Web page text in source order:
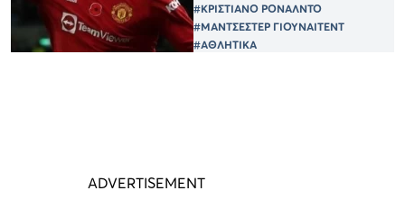
#ΚΡΙΣΤΙΑΝΟ ΡΟΝΑΛΝΤΟ
#ΜΑΝΤΣΕΣΤΕΡ ΓΙΟΥΝΑΙΤΕΝΤ
#ΑΘΛΗΤΙΚΑ